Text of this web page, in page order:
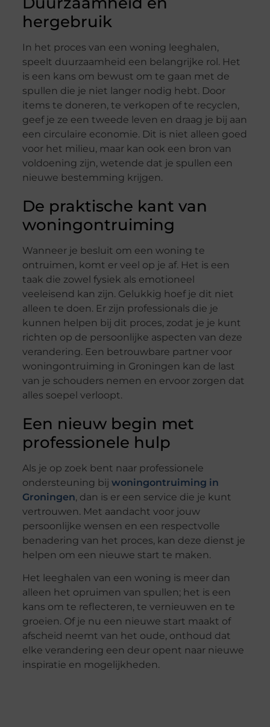
hergebruik
In het proces van een woning leeghalen,
speelt duurzaamheid een belangrijke rol. Het
is een kans om bewust om te gaan met de
spullen die je niet langer nodig hebt. Door
items te doneren, te verkopen of te recyclen,
geef je ze een tweede leven en draag je bij aan
een circulaire economie. Dit is niet alleen goed
voor het milieu, maar kan ook een bron van
voldoening zijn, wetende dat je spullen een
nieuwe bestemming krijgen.
De praktische kant van
woningontruiming
Wanneer je besluit om een woning te
ontruimen, komt er veel op je af. Het is een
taak die zowel fysiek als emotioneel
veeleisend kan zijn. Gelukkig hoef je dit niet
alleen te doen. Er zijn professionals die je
kunnen helpen bij dit proces, zodat je je kunt
richten op de persoonlijke aspecten van deze
verandering. Een betrouwbare partner voor
woningontruiming in Groningen kan de last
van je schouders nemen en ervoor zorgen dat
alles soepel verloopt.
Een nieuw begin met
professionele hulp
Als je op zoek bent naar professionele
ondersteuning bij woningontruiming in
Groningen, dan is er een service die je kunt
vertrouwen. Met aandacht voor jouw
persoonlijke wensen en een respectvolle
benadering van het proces, kan deze dienst je
helpen om een nieuwe start te maken.
Het leeghalen van een woning is meer dan
alleen het opruimen van spullen; het is een
kans om te reflecteren, te vernieuwen en te
groeien. Of je nu een nieuwe start maakt of
afscheid neemt van het oude, onthoud dat
elke verandering een deur opent naar nieuwe
inspiratie en mogelijkheden.